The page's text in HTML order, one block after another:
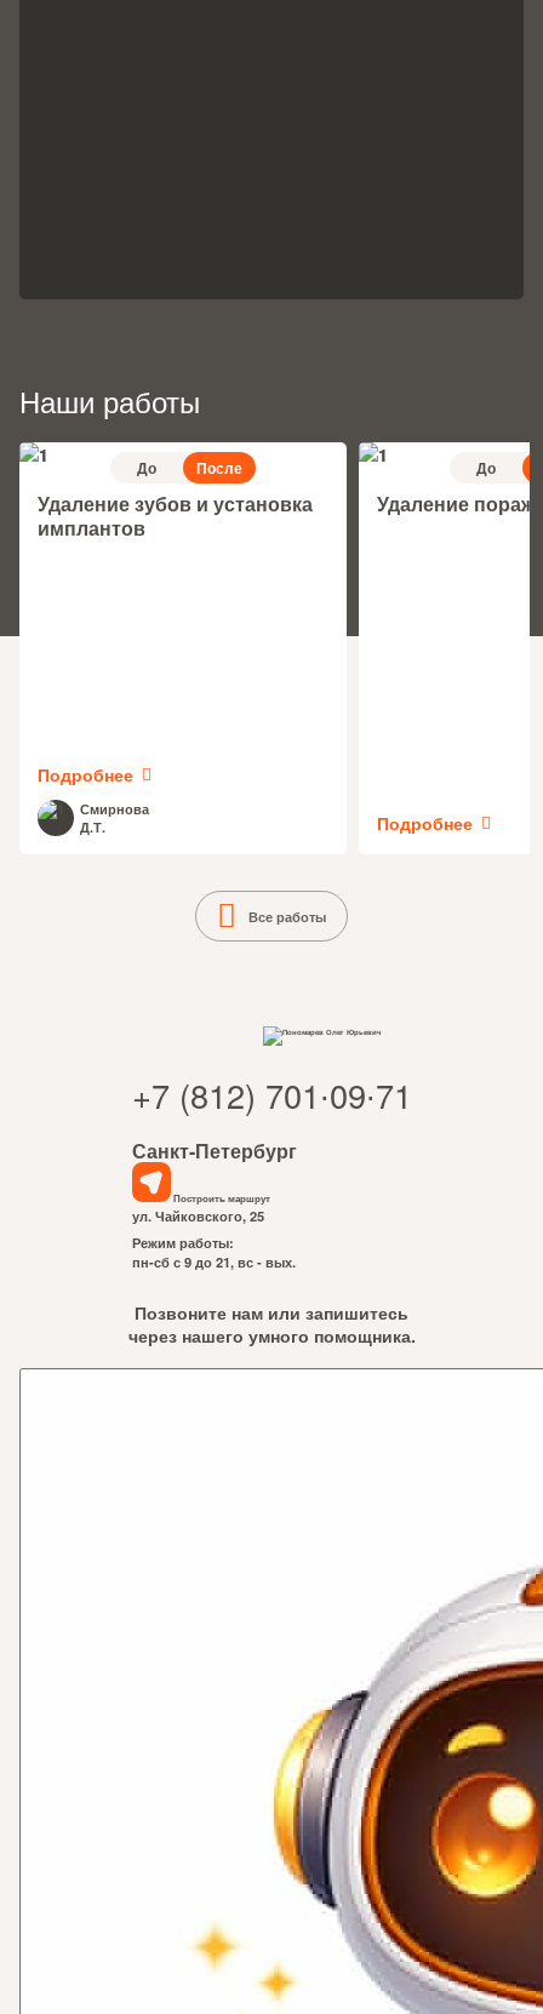
Наши работы
До После
Удаление зубов и установка
имплантов
Подробнее
Смирнова
Д.Т.
До
Удаление
Подробнее
Все работы
Позвоните нам или запишитесь
через нашего умного помощника.
+7 (812) 701∙09∙71
Санкт-Петербург
Построить маршрут
ул. Чайковского, 25
Режим работы:
пн-сб с 9 до 21, вс - вых.